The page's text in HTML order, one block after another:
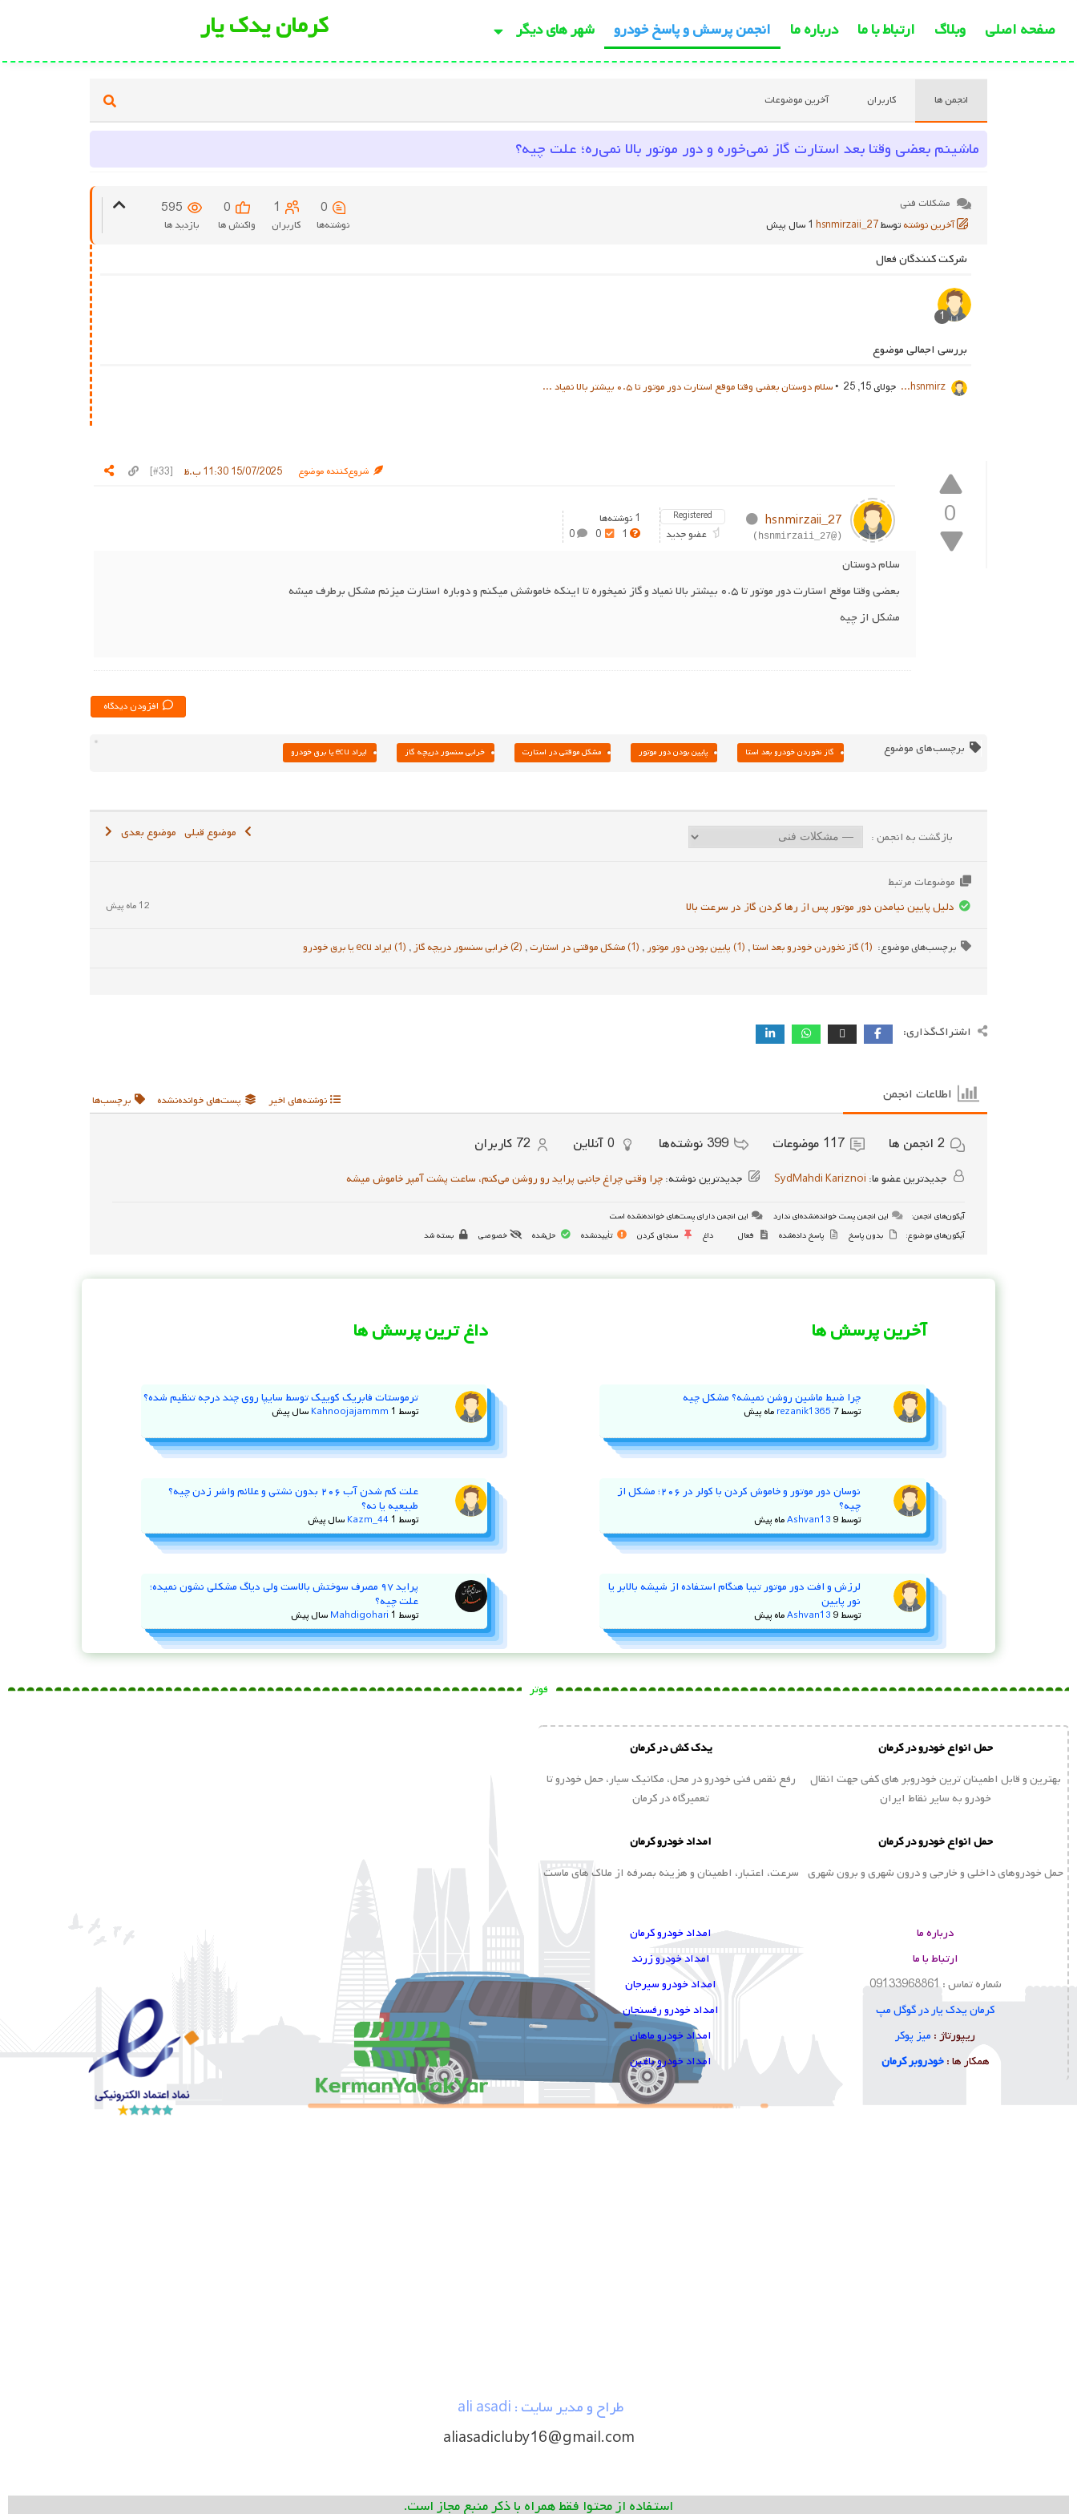
صفحه اصلی وبلاگ ارتباط با ما درباره ما انجمن پرسش و پاسخ خودرو شهر های دیگر کرمان یدک یار
انجمن ها کاربران آخرین موضوعات
ماشینم بعضی وقتا بعد استارت گاز نمی‌خوره و دور موتور بالا نمی‌ره؛ علت چیه؟
مشکلات فنی
آخرین نوشته توسطhsnmirzaii_27 1 سال پیش
0
نوشته‌ها
1
کاربران
0
واکنش ها
595
بازدید ها
شرکت کنندگان فعال
1
بررسی اجمالی موضوع
hsnmirz... جولای 15, 25 • سلام دوستان بعضی وقتا موقع استارت دور موتور تا ۰.۵ بیشتر بالا نمیاد ...
0
[#33] 15/07/2025 11:30 ب.ظ شروع‌کننده موضوع
hsnmirzaii_27
(@hsnmirzaii_27)
Registered
عضو جدید
1 نوشته‌ها
1
0
0
سلام دوستان
بعضی وقتا موقع استارت دور موتور تا ۰.۵ بیشتر بالا نمیاد و گاز نمیخوره تا اینکه خاموشش میکنم و دوباره استارت میزنم مشکل برطرف میشه
مشکل از چیه
افزودن دیدگاه
برچسب‌های موضوع گاز نخوردن خودرو بعد استا پایین بودن دور موتور مشکل موقتی در استارت خرابی سنسور دریچه گاز ایراد ecu یا برق خودرو
بازگشت به انجمن : موضوع قبلی موضوع بعدی
موضوعات مرتبط
دلیل پایین نیامدن دور موتور پس از رها کردن گاز در سرعت بالا
12 ماه پیش
برچسب‌های موضوع: (1) گاز نخوردن خودرو بعد استا , (1) پایین بودن دور موتور , (1) مشکل موقتی در استارت , (2) خرابی سنسور دریچه گاز , (1) ایراد ecu یا برق خودرو
اشتراک‌گذاری:
اطلاعات انجمن نوشته‌های اخیر پست‌های خوانده‌نشده برچسب‌ها
2 انجمن ها 117 موضوعات 399 نوشته‌ها 0آنلاین 72 کاربران
جدیدترین عضو ما: SydMahdi Kariznoi جدیدترین نوشته:چرا وقتی چراغ جانبی پراید رو روشن می‌کنم، ساعت پشت آمپر خاموش میشه
آیکون‌های انجمن: این انجمن پست خوانده‌نشده‌ای ندارد
این انجمن دارای پست‌های خوانده‌نشده است
آیکون‌های موضوع:
بدون پاسخ پاسخ داده‌شده فعال داغ سنجاق کردن تأییدنشده حل‌شده خصوصی بسته شد
آخرین پرسش ها
چرا ضبط ماشین روشن نمیشه؟ مشکل چیه
توسط rezanik1365 7 ماه پیش
نوسان دور موتور و خاموش کردن با کولر در ۲۰۶؛ مشکل از
چیه؟
توسط Ashvan13 9 ماه پیش
لرزش و افت دور موتور تیبا هنگام استفاده از شیشه‌ بالابر یا
نور پایین
توسط Ashvan13 9 ماه پیش
داغ ترین پرسش ها
ترموستات فابریک کوییک توسط سایپا روی چند درجه تنظیم شده؟
توسط Kahnoojajammm 1 سال پیش
علت کم شدن آب ۲۰۶ بدون نشتی و علائم واشر زدن چیه؟
طبیعیه یا نه؟
توسط Kazm_44 1 سال پیش
پراید ۹۷ مصرف سوختش بالاست ولی دیاگ مشکلی نشون نمیده؛
علت چیه؟
توسط Mahdigohari 1 سال پیش
فوتر
حمل انواع خودرو در کرمان
بهترین و قابل اطمینان ترین خودروبر های کفی جهت انقال
خودرو به سایر نقاط ایران
یدک کش در کرمان
رفع نقص فنی خودرو در محل، مکانیک سیار، حمل خودرو تا
تعمیرگاه در کرمان
حمل انواع خودرو در کرمان
حمل خودروهای داخلی و خارجی و درون شهری و برون شهری
امداد خودرو کرمان
سرعت، اعتبار، اطمینان و هزینه بصرفه از ملاک های ماست
درباره ما
ارتباط با ما
شماره تماس : 09133968861
کرمان یدک یار در گوگل مپ
ریپورتاژ : میز پوکر
همکار ها :خودروبر کرمان
امداد خودرو کرمان
امداد خودرو زرند
امداد خودرو سیرجان
امداد خودرو رفسنجان
امداد خودرو ماهان
امداد خودرو باغین
طراح و مدیر سایت : ali asadi
aliasadicluby16@gmail.com
استفاده از محتوا فقط همراه با ذکر منبع مجاز است.